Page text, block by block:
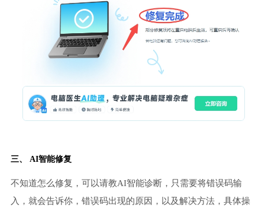
三、 AI智能修复
不知道怎么修复，可以请教AI智能诊断，只需要将错误码输
入，就会告诉你，错误码出现的原因，以及解决方法，具体操